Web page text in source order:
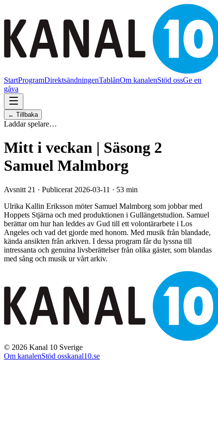
StartProgramDirektsändningenTablånOm kanalenStöd ossGe en
gåva
← Tillbaka
Laddar spelare…
Mitt i veckan | Säsong 2
Samuel Malmborg
Avsnitt 21 · Publicerat 2026-03-11 · 53 min
Ulrika Kallin Eriksson möter Samuel Malmborg som jobbar med
Hoppets Stjärna och med produktionen i Gullängetstudion. Samuel
berättar om hur han leddes av Gud till ett volontärarbete i Los
Angeles och vad det gjorde med honom. Med musik från blandade,
kända ansikten från arkiven. I dessa program får du lyssna till
intressanta och genuina livsberättelser från olika gäster, som blandas
med sång och musik ur vårt arkiv.
© 2026 Kanal 10 Sverige
Om kanalenStöd osskanal10.se